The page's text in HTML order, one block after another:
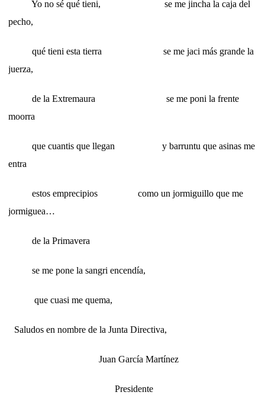
Yo no sé qué tieni, se me jincha la caja del
pecho,
qué tieni esta tierra se me jaci más grande la
juerza,
de la Extremaura se me poni la frente
moorra
que cuantis que llegan y barruntu que asinas me
entra
estos emprecipios como un jormiguillo que me
jormiguea…
de la Primavera
se me pone la sangri encendía,
que cuasi me quema,
Saludos en nombre de la Junta Directiva,
Juan García Martínez
Presidente